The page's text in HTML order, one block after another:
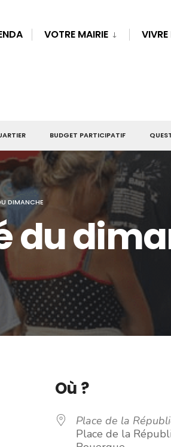
VOTRE MAIRIE
BUDGET PARTICIPATIF
DIMANCHE
du
Où ?
Place de la
Place de la